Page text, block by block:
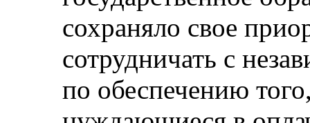
сохраняло свое
сотрудничать с
по обеспечению